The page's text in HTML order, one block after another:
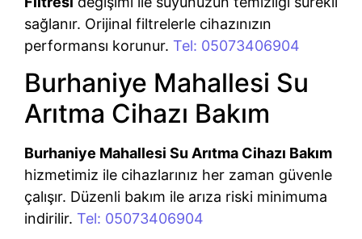
sağlanır. Orijinal filtrelerle cihazınızın
performansı korunur. Tel: 05073406904
Burhaniye Mahallesi Su
Arıtma Cihazı Bakım
Burhaniye Mahallesi Su Arıtma Cihazı Bakım
hizmetimiz ile cihazlarınız her zaman güvenle
çalışır. Düzenli bakım ile arıza riski minimuma
indirilir. Tel: 05073406904